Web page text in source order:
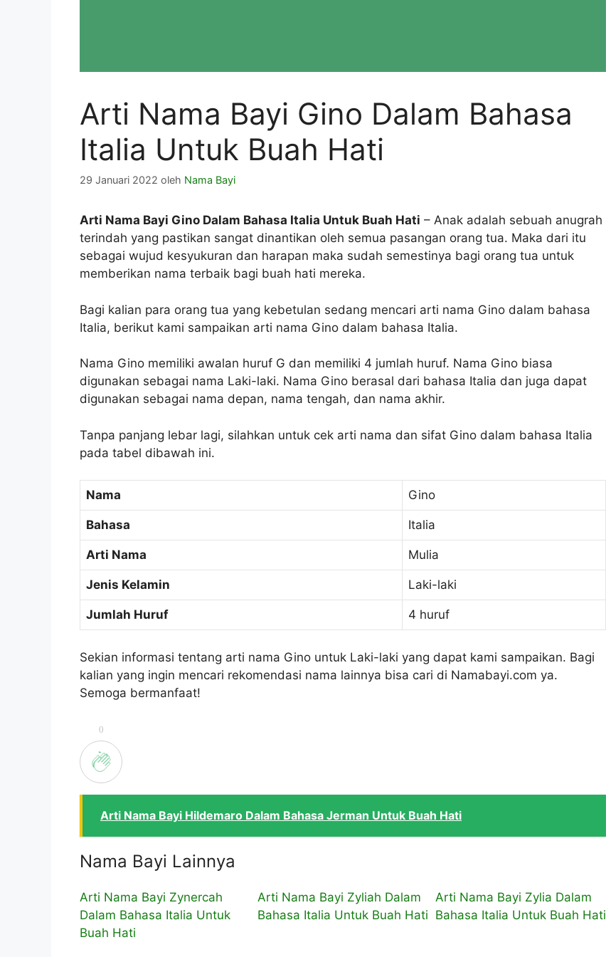
Arti Nama Bayi Gino Dalam Bahasa
Italia Untuk Buah Hati
29 Januari 2022 oleh Nama Bayi
Arti Nama Bayi Gino Dalam Bahasa Italia Untuk Buah Hati – Anak adalah sebuah anugrah
terindah yang pastikan sangat dinantikan oleh semua pasangan orang tua. Maka dari itu
sebagai wujud kesyukuran dan harapan maka sudah semestinya bagi orang tua untuk
memberikan nama terbaik bagi buah hati mereka.
Bagi kalian para orang tua yang kebetulan sedang mencari arti nama Gino dalam bahasa
Italia, berikut kami sampaikan arti nama Gino dalam bahasa Italia.
Nama Gino memiliki awalan huruf G dan memiliki 4 jumlah huruf. Nama Gino biasa
digunakan sebagai nama Laki-laki. Nama Gino berasal dari bahasa Italia dan juga dapat
digunakan sebagai nama depan, nama tengah, dan nama akhir.
Tanpa panjang lebar lagi, silahkan untuk cek arti nama dan sifat Gino dalam bahasa Italia
pada tabel dibawah ini.
Nama Gino
Bahasa Italia
Arti Nama Mulia
Jenis Kelamin Laki-laki
Jumlah Huruf 4 huruf
Sekian informasi tentang arti nama Gino untuk Laki-laki yang dapat kami sampaikan. Bagi
kalian yang ingin mencari rekomendasi nama lainnya bisa cari di Namabayi.com ya.
Semoga bermanfaat!
0
Arti Nama Bayi Hildemaro Dalam Bahasa Jerman Untuk Buah Hati
Nama Bayi Lainnya
Arti Nama Bayi Zynercah
Dalam Bahasa Italia Untuk
Buah Hati
Arti Nama Bayi Zyliah Dalam
Bahasa Italia Untuk Buah Hati
Arti Nama Bayi Zylia Dalam
Bahasa Italia Untuk Buah Hati